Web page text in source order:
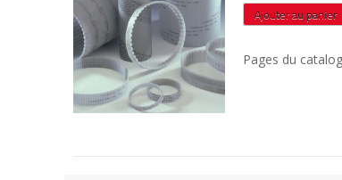
quantité
de
Ajouter au panier
Pages du